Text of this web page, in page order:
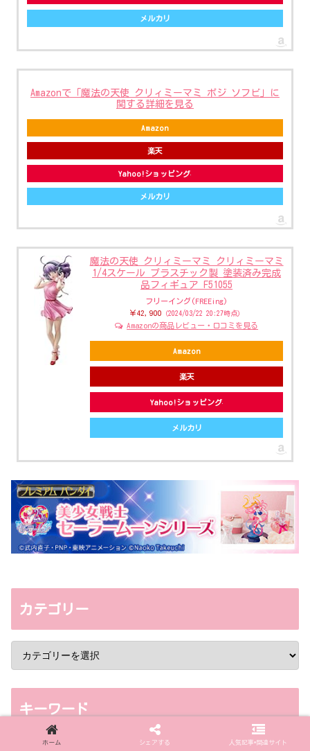
メルカリ
Amazonで「魔法の天使 クリィミーマミ ポジ ソフビ」に
関する詳細を見る
Amazon
楽天
Yahoo!ショッピング
メルカリ
魔法の天使 クリィミーマミ クリィミーマミ
1/4スケール プラスチック製 塗装済み完成
品フィギュア F51055
フリーイング(FREEing)
￥42,900 （2024/03/22 20:27時点）
Amazonの商品レビュー・口コミを見る
Amazon
楽天
Yahoo!ショッピング
メルカリ
カテゴリー
キーワード
ホーム シェアする 人気記事•関連サイト